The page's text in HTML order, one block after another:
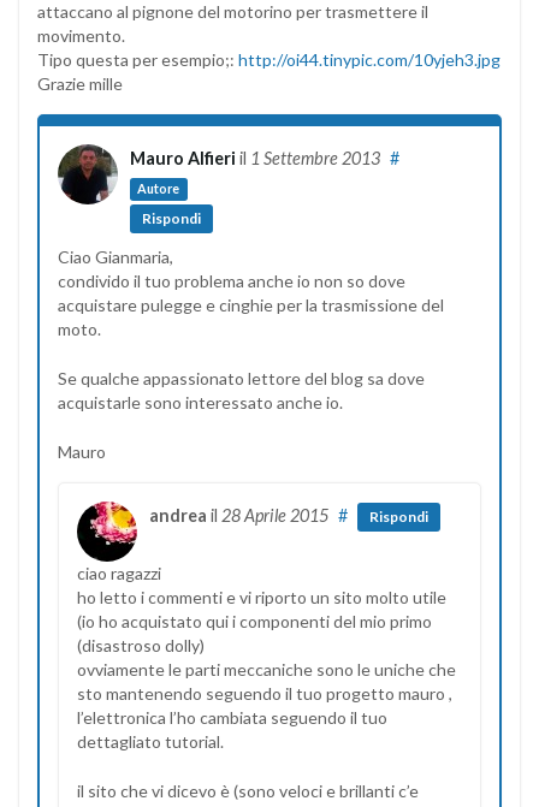
attaccano al pignone del motorino per trasmettere il
movimento.
Tipo questa per esempio;: http://oi44.tinypic.com/10yjeh3.jpg
Grazie mille
Mauro Alfieri il 1 Settembre 2013
Autore
#
Rispondi
Ciao Gianmaria,
condivido il tuo problema anche io non so dove
acquistare pulegge e cinghie per la trasmissione del
moto.
Se qualche appassionato lettore del blog sa dove
acquistarle sono interessato anche io.
Mauro
andrea il 28 Aprile 2015 # Rispondi
ciao ragazzi
ho letto i commenti e vi riporto un sito molto utile
(io ho acquistato qui i componenti del mio primo
(disastroso dolly)
ovviamente le parti meccaniche sono le uniche che
sto mantenendo seguendo il tuo progetto mauro ,
l’elettronica l’ho cambiata seguendo il tuo
dettagliato tutorial.
il sito che vi dicevo è (sono veloci e brillanti c’e